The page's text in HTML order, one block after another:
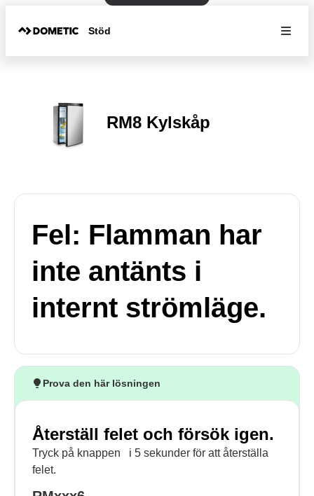
Stöd
RM8 Kylskåp
Fel: Flamman har
inte antänts i
internt strömläge.
Prova den här lösningen
Återställ felet och försök igen.
Tryck på knappen
i 5 sekunder för att återställa
felet.